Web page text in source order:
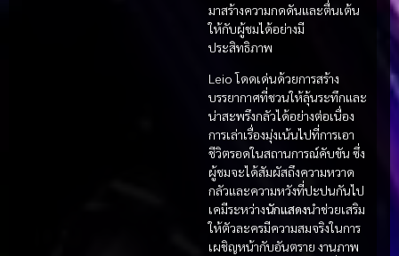
มาสร้างความกดดันและตื่นเต้น
ให้กับผู้ชมได้อย่างมี
ประสิทธิภาพ
Leio โดดเด่นด้วยการสร้าง
บรรยากาศที่ชวนให้ลุ้นระทึกและ
น่าสะพรึงกลัวได้อย่างต่อเนื่อง
การเล่าเรื่องมุ่งเน้นไปที่การเอา
ชีวิตรอดในสถานการณ์คับขัน ซึ่ง
ผู้ชมจะได้สัมผัสถึงความหวาด
กลัวและความหวังที่ปะปนกันไป
เคมีระหว่างนักแสดงนำช่วยเสริม
ให้ตัวละครมีความสมจริงในการ
เผชิญหน้ากับอันตราย งานภาพ